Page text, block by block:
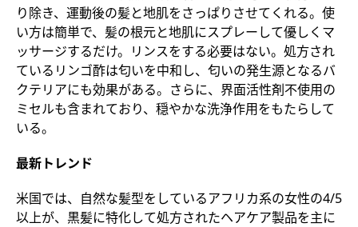
り除き、運動後の髪と地肌をさっぱりさせてくれる。使
い方は簡単で、髪の根元と地肌にスプレーして優しくマ
ッサージするだけ。リンスをする必要はない。処方され
ているリンゴ酢は匂いを中和し、匂いの発生源となるバ
クテリアにも効果がある。さらに、界面活性剤不使用の
ミセルも含まれており、穏やかな洗浄作用をもたらして
いる。
最新トレンド
米国では、自然な髪型をしているアフリカ系の女性の4/5
以上が、黒髪に特化して処方されたヘアケア製品を主に